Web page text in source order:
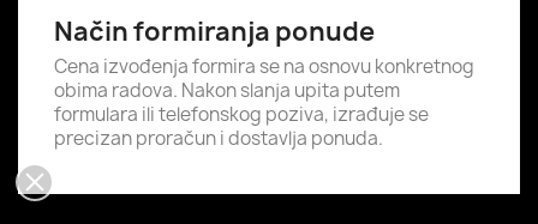
Način formiranja ponude
Cena izvođenja formira se na osnovu konkretnog
obima radova. Nakon slanja upita putem
formulara ili telefonskog poziva, izrađuje se
precizan proračun i dostavlja ponuda.